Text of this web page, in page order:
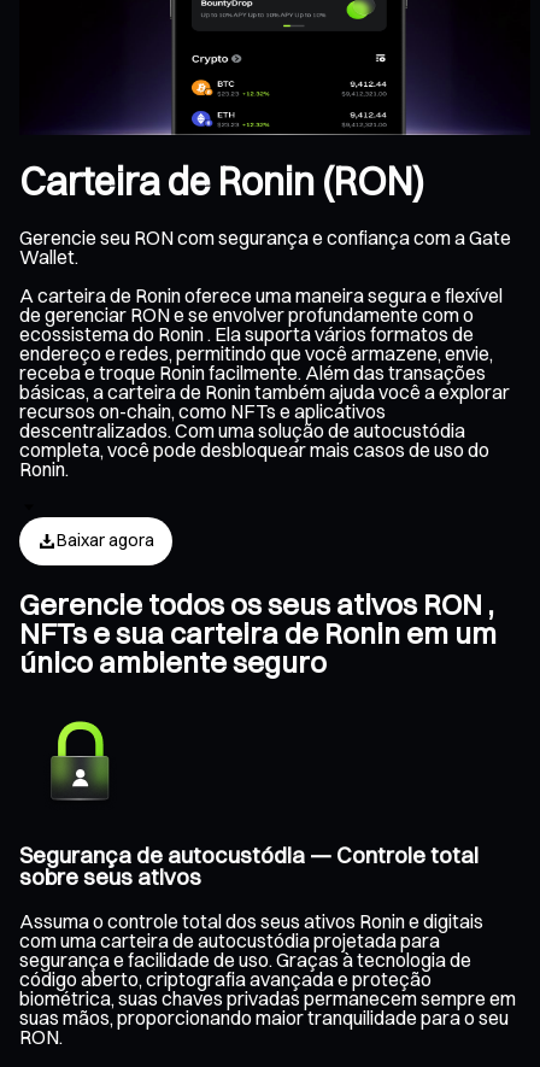
Carteira de Ronin (RON)
Gerencie seu RON com segurança e confiança com a Gate
Wallet.
A carteira de Ronin oferece uma maneira segura e flexível
de gerenciar RON e se envolver profundamente com o
ecossistema do Ronin . Ela suporta vários formatos de
endereço e redes, permitindo que você armazene, envie,
receba e troque Ronin facilmente. Além das transações
básicas, a carteira de Ronin também ajuda você a explorar
recursos on-chain, como NFTs e aplicativos
descentralizados. Com uma solução de autocustódia
completa, você pode desbloquear mais casos de uso do
Ronin.
Baixar agora
Gerencie todos os seus ativos RON ,
NFTs e sua carteira de Ronin em um
único ambiente seguro
Segurança de autocustódia — Controle total
sobre seus ativos
Assuma o controle total dos seus ativos Ronin e digitais
com uma carteira de autocustódia projetada para
segurança e facilidade de uso. Graças à tecnologia de
código aberto, criptografia avançada e proteção
biométrica, suas chaves privadas permanecem sempre em
suas mãos, proporcionando maior tranquilidade para o seu
RON.